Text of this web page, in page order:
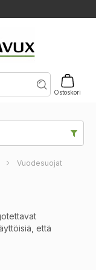
Ostoskori
JA
VUOKRAUS
Vuodesuojat
että
malleina ja